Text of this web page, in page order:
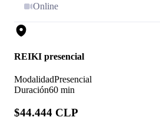
Online
REIKI presencial
ModalidadPresencial
Duración60 min
$44.444 CLP